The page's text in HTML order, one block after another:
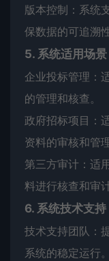
版本控制：系统
保数据的可追溯
5. 系统适用场景
企业投标管理：
的管理和核查。
政府招标项目：
资料的审核和管理
第三方审计：适
料进行核查和审计
6. 系统技术支持
技术支持团队：
系统的稳定运行。